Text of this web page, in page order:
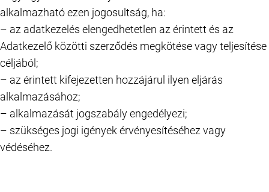
alkalmazható ezen jogosultság, ha:
– az adatkezelés elengedhetetlen az érintett és az
Adatkezelő közötti szerződés megkötése vagy teljesítése
céljából;
– az érintett kifejezetten hozzájárul ilyen eljárás
alkalmazásához;
– alkalmazását jogszabály engedélyezi;
– szükséges jogi igények érvényesítéséhez vagy
védéséhez.